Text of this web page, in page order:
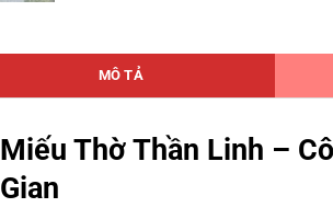
MÔ TẢ
Miếu Thờ Thần Linh –
Gian